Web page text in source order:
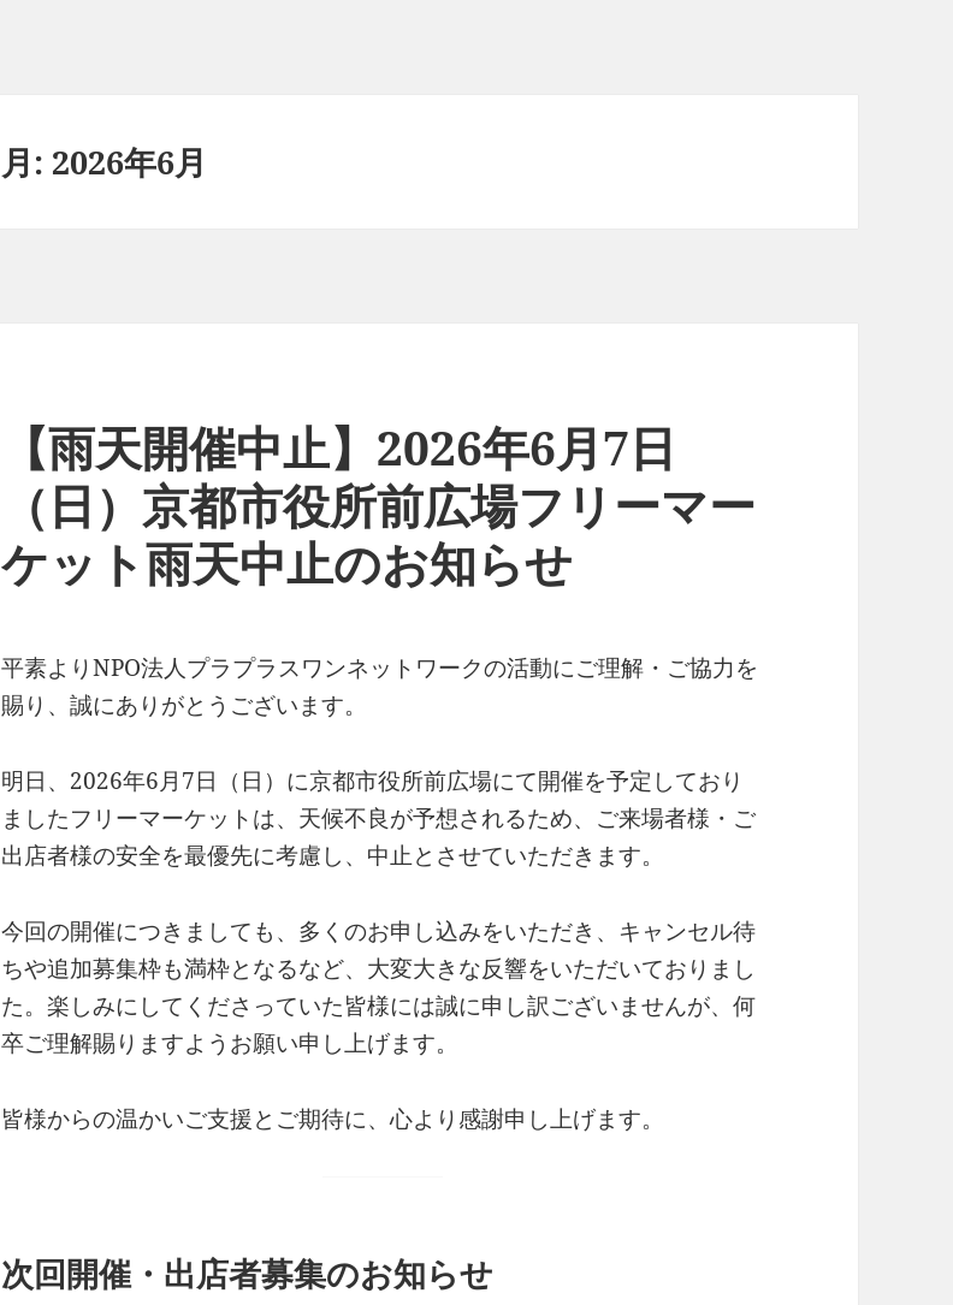
月: 2026年6月
【雨天開催中止】2026年6月7日
（日）京都市役所前広場フリーマー
ケット雨天中止のお知らせ
平素よりNPO法人プラプラスワンネットワークの活動にご理解・ご協力を
賜り、誠にありがとうございます。
明日、2026年6月7日（日）に京都市役所前広場にて開催を予定しており
ましたフリーマーケットは、天候不良が予想されるため、ご来場者様・ご
出店者様の安全を最優先に考慮し、中止とさせていただきます。
今回の開催につきましても、多くのお申し込みをいただき、キャンセル待
ちや追加募集枠も満枠となるなど、大変大きな反響をいただいておりまし
た。楽しみにしてくださっていた皆様には誠に申し訳ございませんが、何
卒ご理解賜りますようお願い申し上げます。
皆様からの温かいご支援とご期待に、心より感謝申し上げます。
次回開催・出店者募集のお知らせ